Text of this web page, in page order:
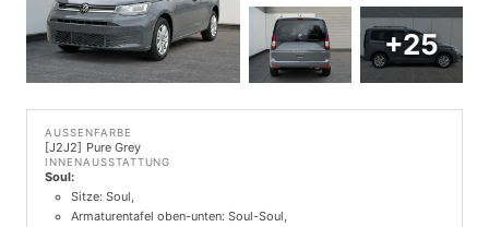
+25
AUSSENFARBE
J2J2 Pure Grey
INNENAUSSTATTUNG
Soul:
Sitze: Soul,
Armaturentafel oben-unten: Soul-Soul,